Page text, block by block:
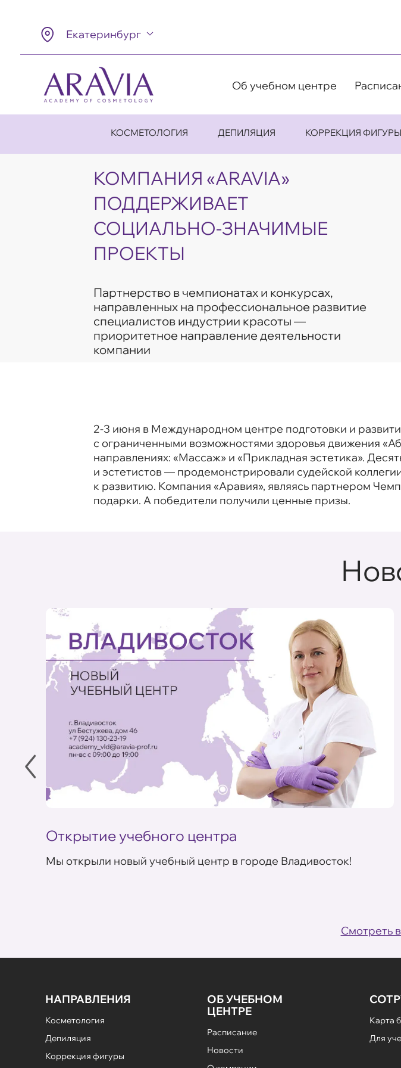
Екатеринбург
Об учебном центре
КОСМЕТОЛОГИЯ ДЕПИЛЯЦИЯ КОРРЕКЦИЯ ФИГУРЫ
КОМПАНИЯ «ARAVIA»
ПОДДЕРЖИВАЕТ
СОЦИАЛЬНО-ЗНАЧИМЫЕ
ПРОЕКТЫ
Партнерство в чемпионатах и конкурсах,
направленных на профессиональное развитие
специалистов индустрии красоты —
приоритетное направление деятельности
компании
2-3 июня в Международном центре подготовки и
с ограниченными возможностями здоровья движения
направлениях: «Массаж» и «Прикладная эстетика».
и эстетистов — продемонстрировали судейской
к развитию. Компания «Аравия», являясь партнером
подарки. А победители получили ценные призы.
Открытие учебного центра
Мы открыли новый учебный центр в городе Владивосток!
Смотреть
НАПРАВЛЕНИЯ
Косметология
Депиляция
Коррекция фигуры
ОБ УЧЕБНОМ
ЦЕНТРЕ
Расписание
Новости
Карта
Для